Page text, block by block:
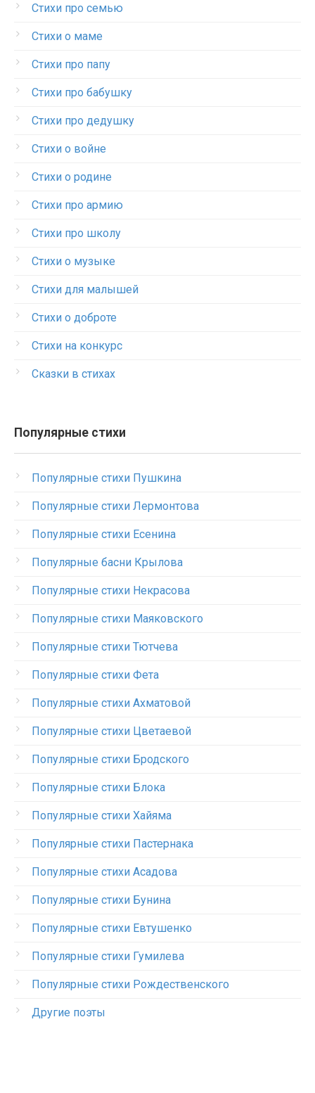
Стихи про семью
Стихи о маме
Стихи про папу
Стихи про бабушку
Стихи про дедушку
Стихи о войне
Стихи о родине
Стихи про армию
Стихи про школу
Стихи о музыке
Стихи для малышей
Стихи о доброте
Стихи на конкурс
Сказки в стихах
Популярные стихи
Популярные стихи Пушкина
Популярные стихи Лермонтова
Популярные стихи Есенина
Популярные басни Крылова
Популярные стихи Некрасова
Популярные стихи Маяковского
Популярные стихи Тютчева
Популярные стихи Фета
Популярные стихи Ахматовой
Популярные стихи Цветаевой
Популярные стихи Бродского
Популярные стихи Блока
Популярные стихи Хайяма
Популярные стихи Пастернака
Популярные стихи Асадова
Популярные стихи Бунина
Популярные стихи Евтушенко
Популярные стихи Гумилева
Популярные стихи Рождественского
Другие поэты